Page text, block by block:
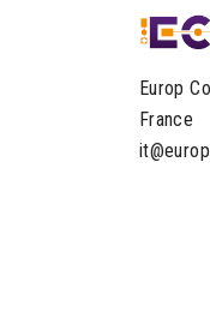
Europ
France